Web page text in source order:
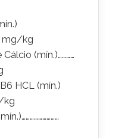
mg/kg
(mín.)…………
HCL (mín.)
kg